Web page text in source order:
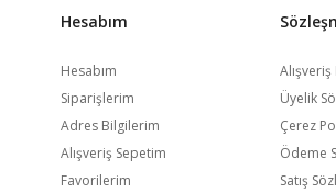
Hesabım
Hesabım
Siparişlerim
Adres Bilgilerim
Alışveriş Sepetim
Favorilerim
Alışveriş
Üyelik
Çerez
Ödeme
Satış